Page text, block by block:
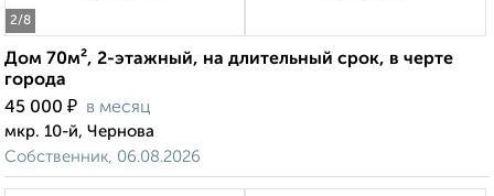
2/8
Дом 70м², 2-этажный, на длительный срок, в черте
города
45 000 ₽ в месяц
мкр. 10-й, Чернова
Собственник, 06.08.2026